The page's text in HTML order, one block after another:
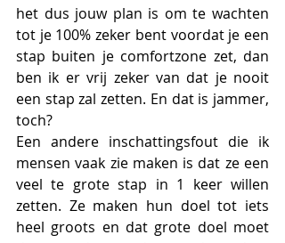
het dus jouw plan is om te wachten
tot je 100% zeker bent voordat je een
stap buiten je comfortzone zet, dan
ben ik er vrij zeker van dat je nooit
een stap zal zetten. En dat is jammer,
toch?
Een andere inschattingsfout die ik
mensen vaak zie maken is dat ze een
veel te grote stap in 1 keer willen
zetten. Ze maken hun doel tot iets
heel groots en dat grote doel moet